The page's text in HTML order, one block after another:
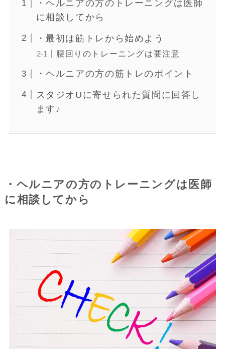
・ヘルニアの方のトレーニングは医師
に相談してから
・最初は筋トレから始めよう
腰回りのトレーニングは要注意
・ヘルニアの方の筋トレのポイント
スタジオUに寄せられた質問に回答し
ます♪
・ヘルニアの方のトレーニングは医師
に相談してから